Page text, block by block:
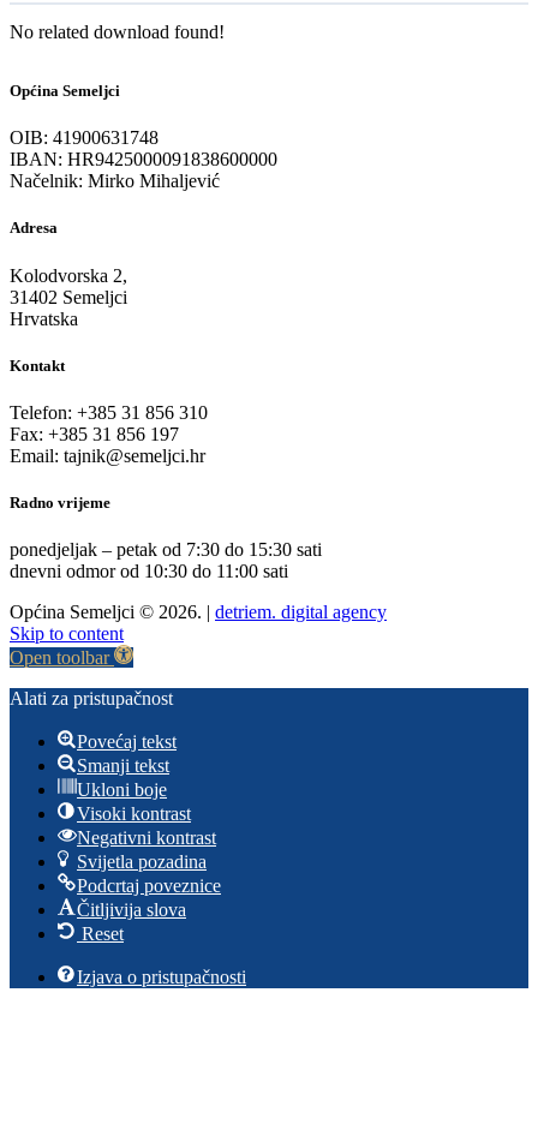
No related download found!
Općina Semeljci
OIB: 41900631748
IBAN: HR9425000091838600000
Načelnik: Mirko Mihaljević
Adresa
Kolodvorska 2,
31402 Semeljci
Hrvatska
Kontakt
Telefon: +385 31 856 310
Fax: +385 31 856 197
Email: tajnik@semeljci.hr
Radno vrijeme
ponedjeljak – petak od 7:30 do 15:30 sati
dnevni odmor od 10:30 do 11:00 sati
Općina Semeljci © 2026. | detriem. digital agency
Skip to content
Open toolbar
Alati za pristupačnost
Povećaj tekst
Smanji tekst
Ukloni boje
Visoki kontrast
Negativni kontrast
Svijetla pozadina
Podcrtaj poveznice
Čitljivija slova
Reset
Izjava o pristupačnosti